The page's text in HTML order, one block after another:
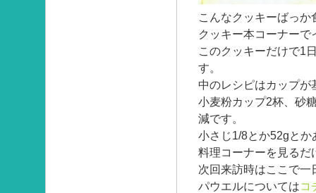
こんなクッキーばっか
クッキー本コーナー
このクッキーだけで1
す。
中のレシピはカップが
小麦粉カップ2杯、砂
減です。
小さじ1/8とか52gと
料理コーナーを見るだ
次回来訪時はここで
パウエルについてはコ